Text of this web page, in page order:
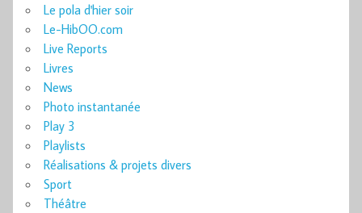
Le pola d'hier soir
Le-HibOO.com
Live Reports
Livres
News
Photo instantanée
Play 3
Playlists
Réalisations & projets divers
Sport
Théâtre